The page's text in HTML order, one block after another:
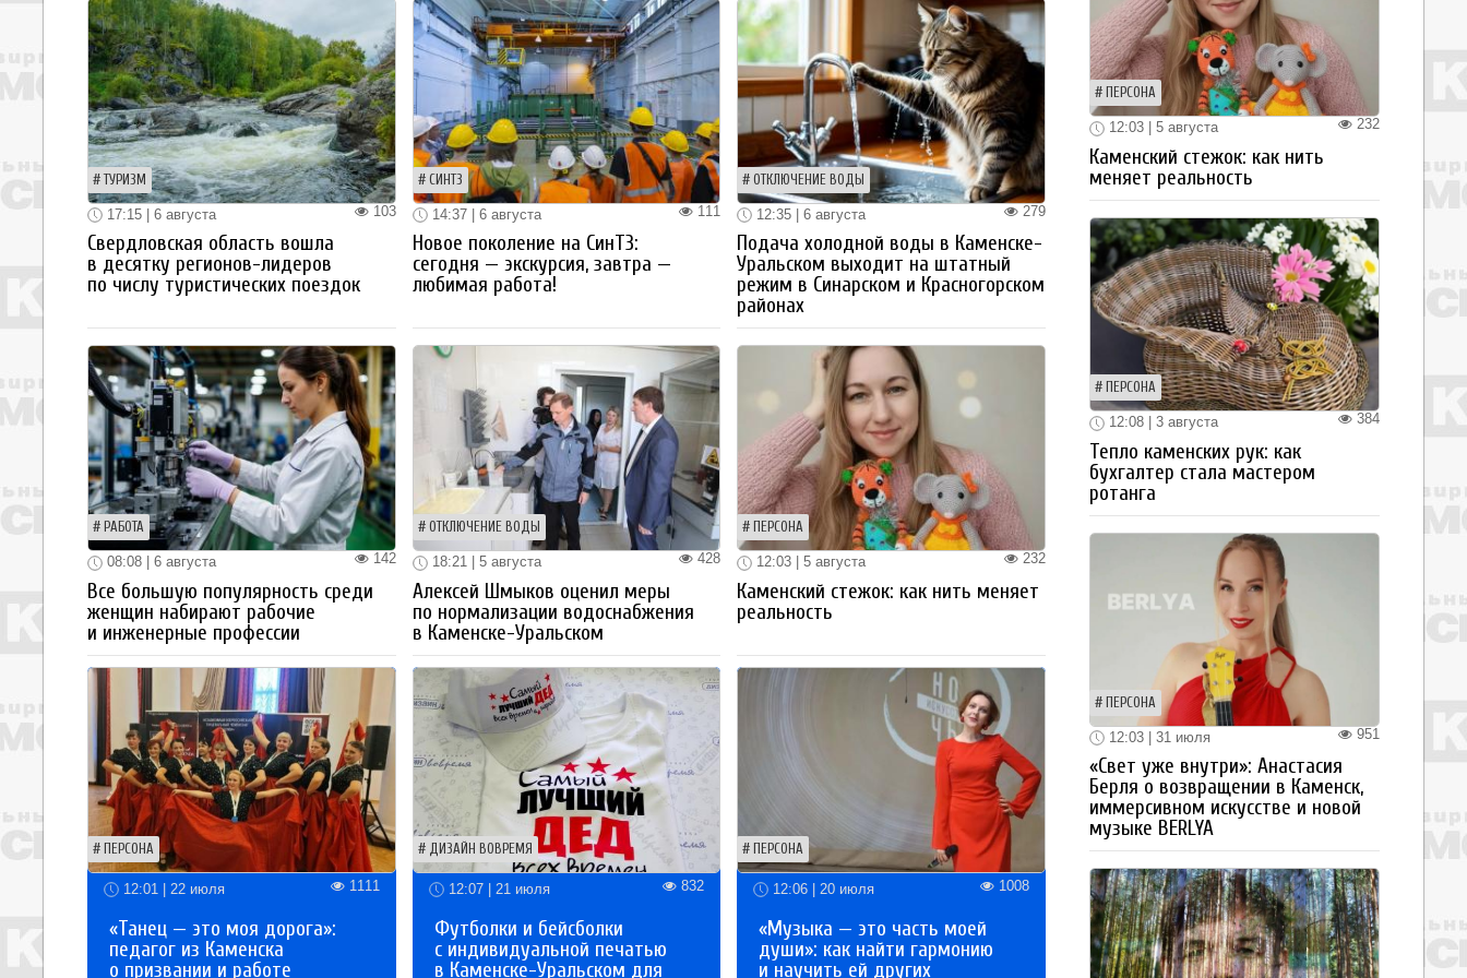
ТУРИЗМ
103
17:15 | 6 августа
Свердловская область вошла
в десятку регионов-лидеров
по числу туристических поездок
СИНТЗ
111
14:37 | 6 августа
Новое поколение на СинТЗ:
сегодня — экскурсия, завтра —
любимая работа!
ОТКЛЮЧЕНИЕ ВОДЫ
279
12:35 | 6 августа
Подача холодной воды в Каменске-
Уральском выходит на штатный
режим в Синарском и Красногорском
районах
РАБОТА
142
08:08 | 6 августа
Все большую популярность среди
женщин набирают рабочие
и инженерные профессии
ОТКЛЮЧЕНИЕ ВОДЫ
428
18:21 | 5 августа
Алексей Шмыков оценил меры
по нормализации водоснабжения
в Каменске-Уральском
ПЕРСОНА
232
12:03 | 5 августа
Каменский стежок: как нить меняет
реальность
ПЕРСОНА
12:01 | 22 июля 1111
«Танец — это моя дорога»:
педагог из Каменска
о призвании и работе
ДИЗАЙН ВОВРЕМЯ
12:07 | 21 июля 832
Футболки и бейсболки
с индивидуальной печатью
в Каменске-Уральском для
ПЕРСОНА
12:06 | 20 июля 1008
«Музыка — это часть моей
души»: как найти гармонию
и научить ей других
ПЕРСОНА
232
12:03 | 5 августа
Каменский стежок: как нить
меняет реальность
ПЕРСОНА
384
12:08 | 3 августа
Тепло каменских рук: как
бухгалтер стала мастером
ротанга
ПЕРСОНА
951
12:03 | 31 июля
«Свет уже внутри»: Анастасия
Берля о возвращении в Каменск,
иммерсивном искусстве и новой
музыке BERLYA